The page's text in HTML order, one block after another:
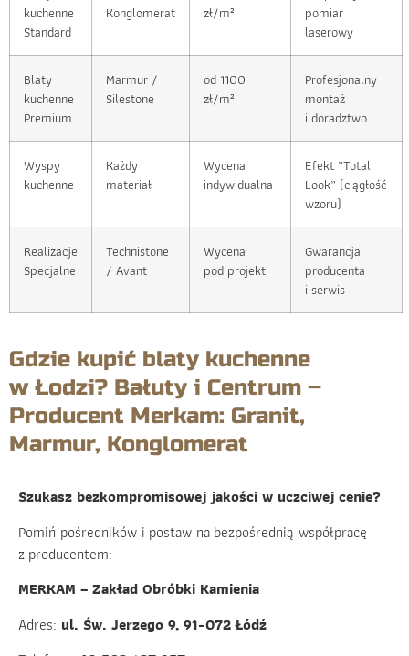
kuchenne
Standard
Konglomerat
zł/m²
pomiar
laserowy
Blaty
kuchenne
Premium
Marmur /
Silestone
od 1100
zł/m²
Profesjonalny
montaż
i doradztwo
Wyspy
kuchenne
Każdy
materiał
Wycena
indywidualna
Efekt „Total
Look” (ciągłość
wzoru)
Realizacje
Specjalne
Technistone
/ Avant
Wycena
pod projekt
Gwarancja
producenta
i serwis
Gdzie kupić blaty kuchenne
w Łodzi? Bałuty i Centrum –
Producent Merkam: Granit,
Marmur, Konglomerat
Szukasz bezkompromisowej jakości w uczciwej cenie?
Pomiń pośredników i postaw na bezpośrednią współpracę
z producentem:
MERKAM – Zakład Obróbki Kamienia
Adres: ul. Św. Jerzego 9, 91-072 Łódź